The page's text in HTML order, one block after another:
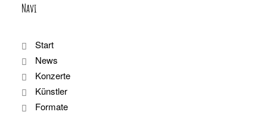
Navi
Start
News
Konzerte
Künstler
Formate